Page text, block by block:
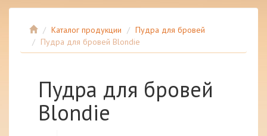
Каталог продукции
Пудра для бровей
Пудра для бровей Blondie
Пудра для бровей
Blondie